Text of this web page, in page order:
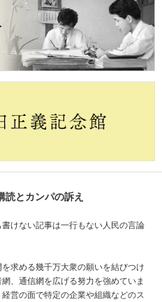
読とカンパの訴え
けない記事は一行もない人民の言論
求める幾千万大衆の願いを結びつけ
、通信網を広げる努力を強めていま
営の面で特定の企業や組織などのス